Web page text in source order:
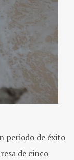
periodo de éxito
de cinco